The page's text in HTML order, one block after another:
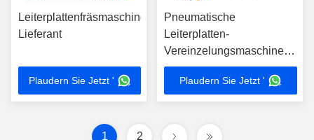
Leiterplattenfräsmaschinen-
Lieferant
Plaudern Sie Jetzt '
Pneumatische
Leiterplatten-
Vereinzelungsmaschine/
Vereinzelungsmaschine-
YSVJ-650
Plaudern Sie Jetzt '
1 2